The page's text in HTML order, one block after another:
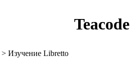
> Изучение Libretto